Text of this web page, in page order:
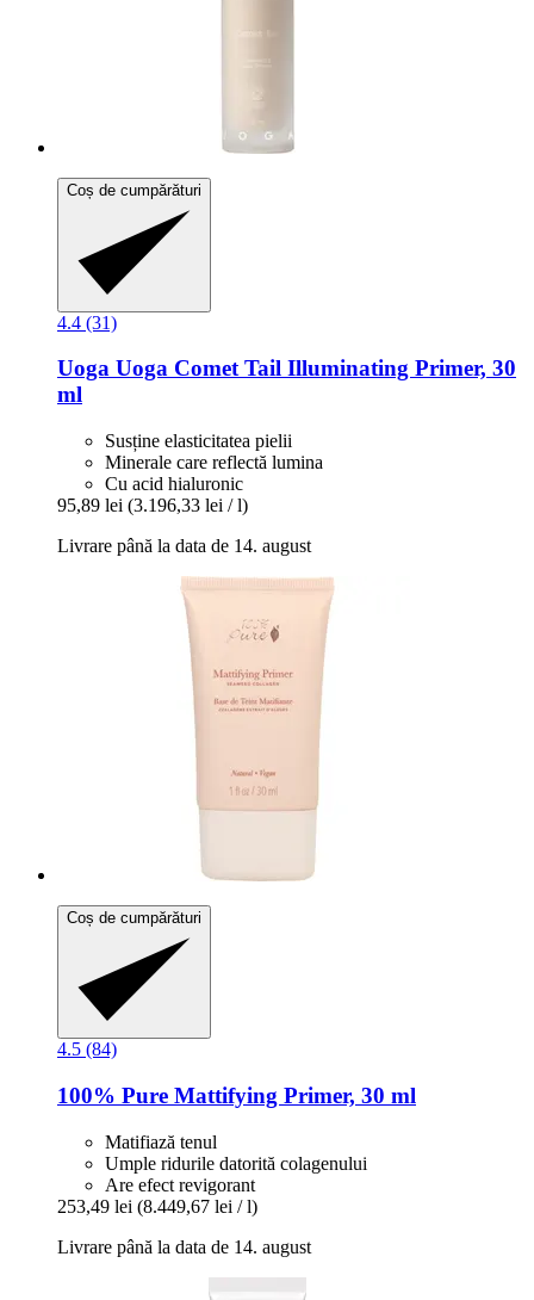
Coș de cumpărături
4.4 (31)
Uoga Uoga Comet Tail Illuminating Primer, 30
ml
Susține elasticitatea pielii
Minerale care reflectă lumina
Cu acid hialuronic
95,89 lei (3.196,33 lei / l)
Livrare până la data de 14. august
Coș de cumpărături
4.5 (84)
100% Pure Mattifying Primer, 30 ml
Matifiază tenul
Umple ridurile datorită colagenului
Are efect revigorant
253,49 lei (8.449,67 lei / l)
Livrare până la data de 14. august